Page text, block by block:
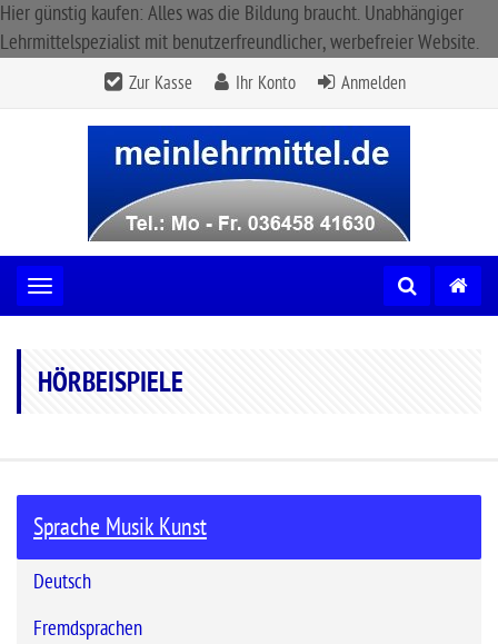
Hier günstig kaufen: Alles was die Bildung braucht. Unabhängiger
Lehrmittelspezialist mit benutzerfreundlicher, werbefreier Website.
Zur Kasse Ihr Konto Anmelden
Toggle navigation
HÖRBEISPIELE
Sprache Musik Kunst
Deutsch
Fremdsprachen